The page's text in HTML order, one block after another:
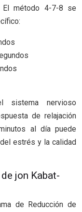
El método 4-7-8 se
sistema nervioso
de relajación
al día puede
estrés y la calidad
jon Kabat-
de Reducción de